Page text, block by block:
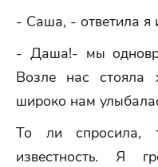
- Саша, - ответила я
- Даша!- мы
Возле нас стояла
широко нам
То ли спросила,
известность. Я